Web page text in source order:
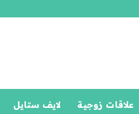
علاقات زوجية لايف ستايل